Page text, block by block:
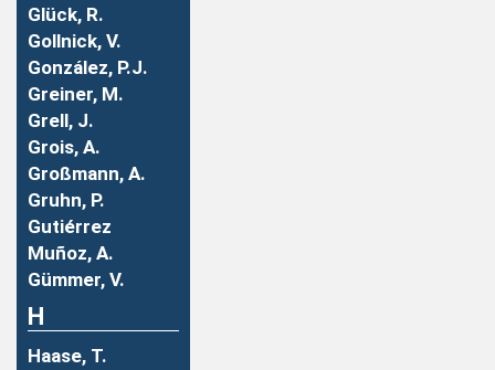
Glück, R.
Gollnick, V.
González, P.J.
Greiner, M.
Grell, J.
Grois, A.
Großmann, A.
Gruhn, P.
Gutiérrez
Muñoz, A.
Gümmer, V.
H
Haase, T.